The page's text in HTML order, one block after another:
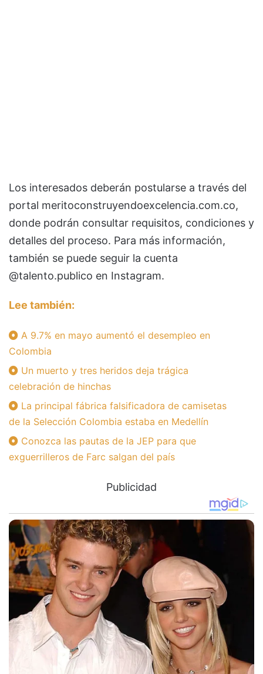
Los interesados deberán postularse a través del
portal meritoconstruyendoexcelencia.com.co,
donde podrán consultar requisitos, condiciones y
detalles del proceso. Para más información,
también se puede seguir la cuenta
@talento.publico en Instagram.
Lee también:
A 9.7% en mayo aumentó el desempleo en
Colombia
Un muerto y tres heridos deja trágica
celebración de hinchas
La principal fábrica falsificadora de camisetas
de la Selección Colombia estaba en Medellín
Conozca las pautas de la JEP para que
exguerrilleros de Farc salgan del país
Publicidad